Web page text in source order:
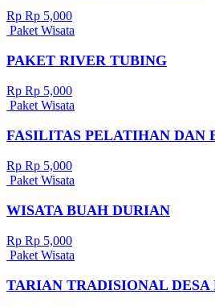
Rp Rp 5,000
Paket Wisata
PAKET RIVER TUBING
Rp Rp 5,000
Paket Wisata
FASILITAS PELATIHAN DAN
Rp Rp 5,000
Paket Wisata
WISATA BUAH DURIAN
Rp Rp 5,000
Paket Wisata
TARIAN TRADISIONAL DESA